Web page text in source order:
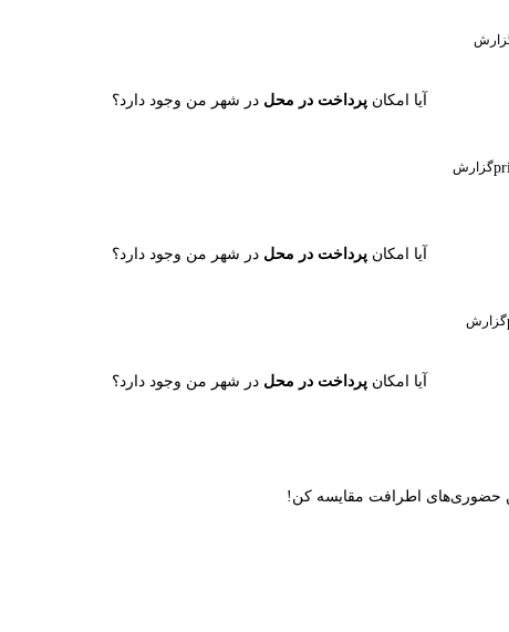
آیا امکانپرداخت در محل در شهر من وجود دارد؟
گزارش
آیا امکانپرداخت در محل در شهر من وجود دارد؟
گزارش
آیا امکانپرداخت در محل در شهر من وجود دارد؟
حضوری‌های اطرافت مقایسه کن!